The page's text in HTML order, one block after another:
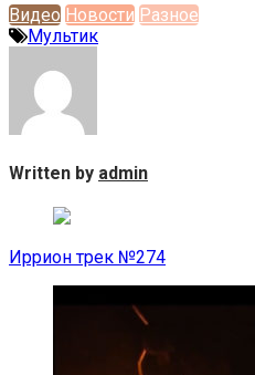
Видео Новости Разное
Мультик
Written by admin
Навигация
по
записям
Иррион трек №274